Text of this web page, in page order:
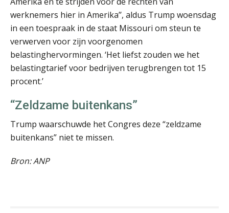
werknemers hier in Amerika’’, aldus Trump woensdag
in een toespraak in de staat Missouri om steun te
verwerven voor zijn voorgenomen
belastinghervormingen. ‘Het liefst zouden we het
belastingtarief voor bedrijven terugbrengen tot 15
procent.’
“Zeldzame buitenkans”
Trump waarschuwde het Congres deze “zeldzame
buitenkans” niet te missen.
Bron: ANP
John Bult
Patrick Wille